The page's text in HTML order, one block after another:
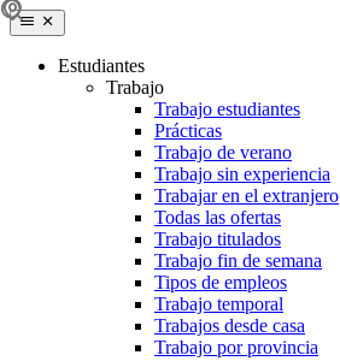
Estudiantes
Trabajo
Trabajo estudiantes
Prácticas
Trabajo de verano
Trabajo sin experiencia
Trabajar en el extranjero
Todas las ofertas
Trabajo titulados
Trabajo fin de semana
Tipos de empleos
Trabajo temporal
Trabajos desde casa
Trabajo por provincia